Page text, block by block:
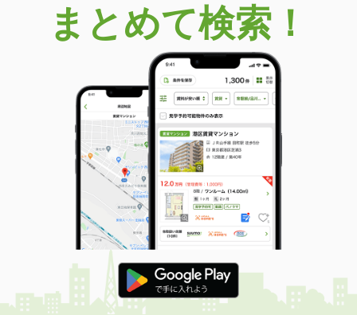
まとめて検索！